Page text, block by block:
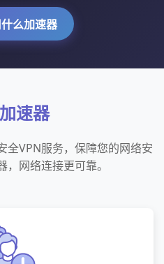
么加速器
速器
全VPN服务，保障您的网络安
网络连接更可靠。